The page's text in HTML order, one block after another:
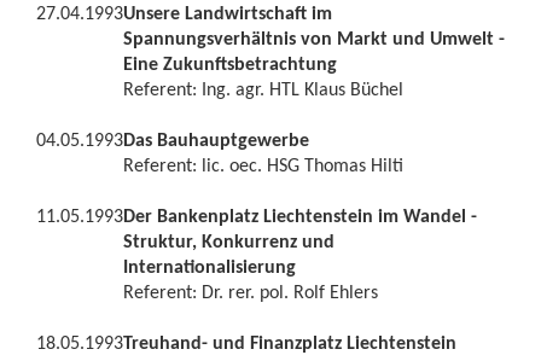
27.04.1993Unsere Landwirtschaft im
Spannungsverhältnis von Markt und Umwelt -
Eine Zukunftsbetrachtung
Referent: Ing. agr. HTL Klaus Büchel
04.05.1993Das Bauhauptgewerbe
Referent: lic. oec. HSG Thomas Hilti
11.05.1993Der Bankenplatz Liechtenstein im Wandel -
Struktur, Konkurrenz und
Internationalisierung
Referent: Dr. rer. pol. Rolf Ehlers
18.05.1993Treuhand- und Finanzplatz Liechtenstein